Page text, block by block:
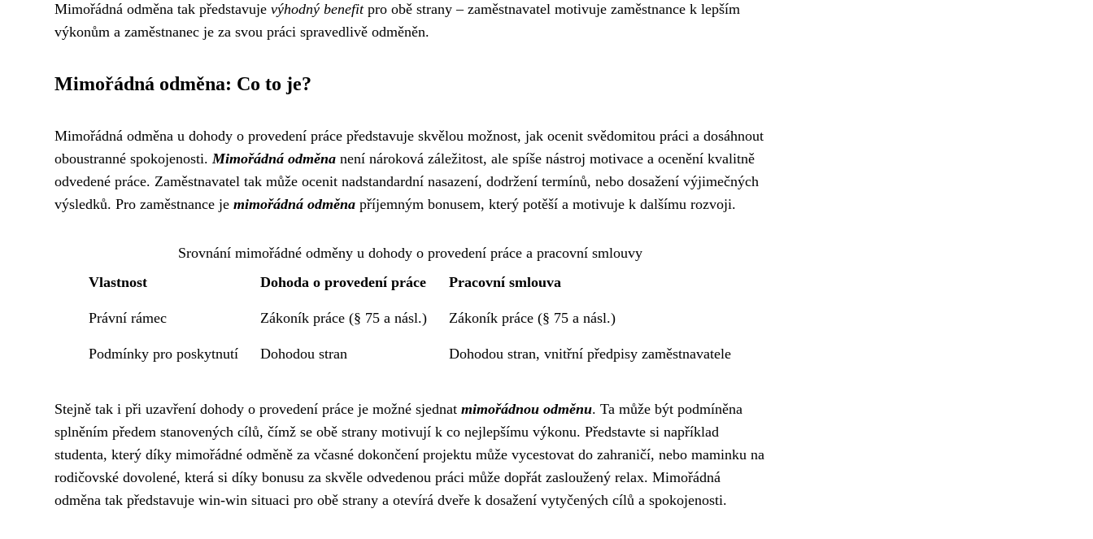
Mimořádná odměna tak představuje výhodný benefitpro obě strany – zaměstnavatel motivuje zaměstnance k lepším
výkonům a zaměstnanec je za svou práci spravedlivě odměněn.
Mimořádná odměna: Co to je?
Mimořádná odměna u dohody o provedení práce představuje skvělou možnost, jak ocenit svědomitou práci a dosáhnout
oboustranné spokojenosti.Mimořádná odměna není nároková záležitost, ale spíše nástroj motivace a ocenění kvalitně
odvedené práce. Zaměstnavatel tak může ocenit nadstandardní nasazení, dodržení termínů, nebo dosažení výjimečných
výsledků. Pro zaměstnance je mimořádná odměna příjemným bonusem, který potěší a motivuje k dalšímu rozvoji.
Srovnání mimořádné odměny u dohody o provedení práce a pracovní smlouvy
Vlastnost
Dohoda o provedení práce Pracovní smlouva
Právní rámec Zákoník práce (§ 75 a násl.) Zákoník práce (§ 75 a násl.)
Podmínky pro poskytnutí Dohodou stran Dohodou stran, vnitřní předpisy zaměstnavatele
Stejně tak i při uzavření dohody o provedení práce je možné sjednat mimořádnou odměnu. Ta může být podmíněna
splněním předem stanovených cílů, čímž se obě strany motivují k co nejlepšímu výkonu. Představte si například
studenta, který díky mimořádné odměně za včasné dokončení projektu může vycestovat do zahraničí, nebo maminku na
rodičovské dovolené, která si díky bonusu za skvěle odvedenou práci může dopřát zasloužený relax. Mimořádná
odměna tak představuje win-win situaci pro obě strany a otevírá dveře k dosažení vytyčených cílů a spokojenosti.